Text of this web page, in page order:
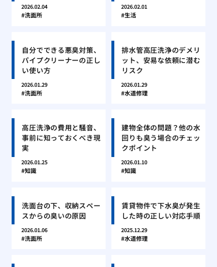
2026.02.04
洗面所
2026.02.01
生活
自分でできる悪臭対策、
パイプクリーナーの正し
い使い方
2026.01.29
洗面所
排水管高圧洗浄のデメリ
ット、安易な依頼に潜む
リスク
2026.01.29
水道修理
高圧洗浄の費用と騒音、
事前に知っておくべき現
実
2026.01.25
知識
建物全体の問題？他の水
回りも臭う場合のチェッ
クポイント
2026.01.10
知識
洗面台の下、収納スペー
スからの臭いの原因
2026.01.06
洗面所
賃貸物件で下水臭が発生
した時の正しい対応手順
2025.12.29
水道修理